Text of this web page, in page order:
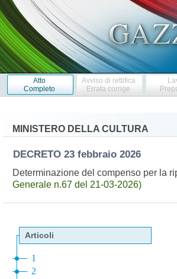
Atto
Completo
Avviso di rettifica
Errata corrige
MINISTERO DELLA CULTURA
DECRETO 23 febbraio 2026
Determinazione del compenso per la
Generale n.67 del 21-03-2026)